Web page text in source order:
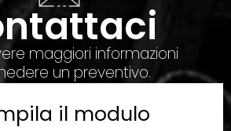
maggiori informazioni
un preventivo.
il modulo